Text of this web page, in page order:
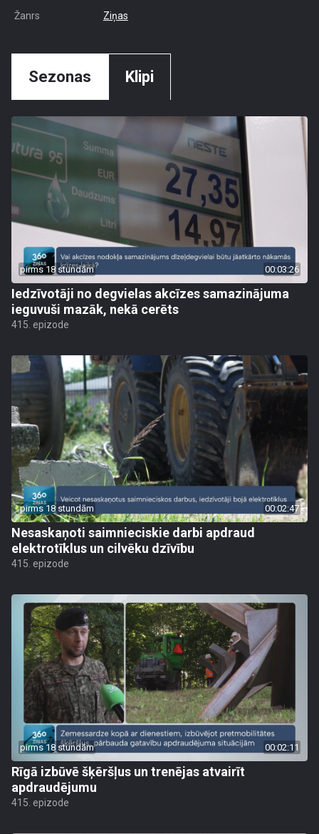
Žanrs Ziņas
Sezonas Klipi
pirms 18 stundām 00:03:26
Iedzīvotāji no degvielas akcīzes samazinājuma
ieguvuši mazāk, nekā cerēts
415. epizode
pirms 18 stundām 00:02:47
Nesaskaņoti saimnieciskie darbi apdraud
elektrotīklus un cilvēku dzīvību
415. epizode
pirms 18 stundām 00:02:11
Rīgā izbūvē šķēršļus un trenējas atvairīt
apdraudējumu
415. epizode